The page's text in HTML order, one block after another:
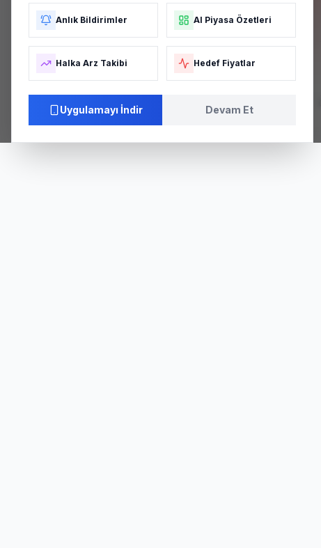
Anlık Bildirimler AI Piyasa Özetleri
Halka Arz Takibi Hedef Fiyatlar
Uygulamayı İndir Devam Et
04/26 05/26